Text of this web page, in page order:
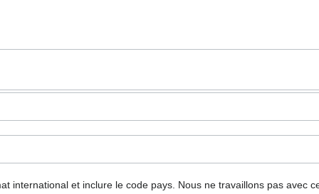
international et inclure le code pays. Nous ne travaillons pas avec